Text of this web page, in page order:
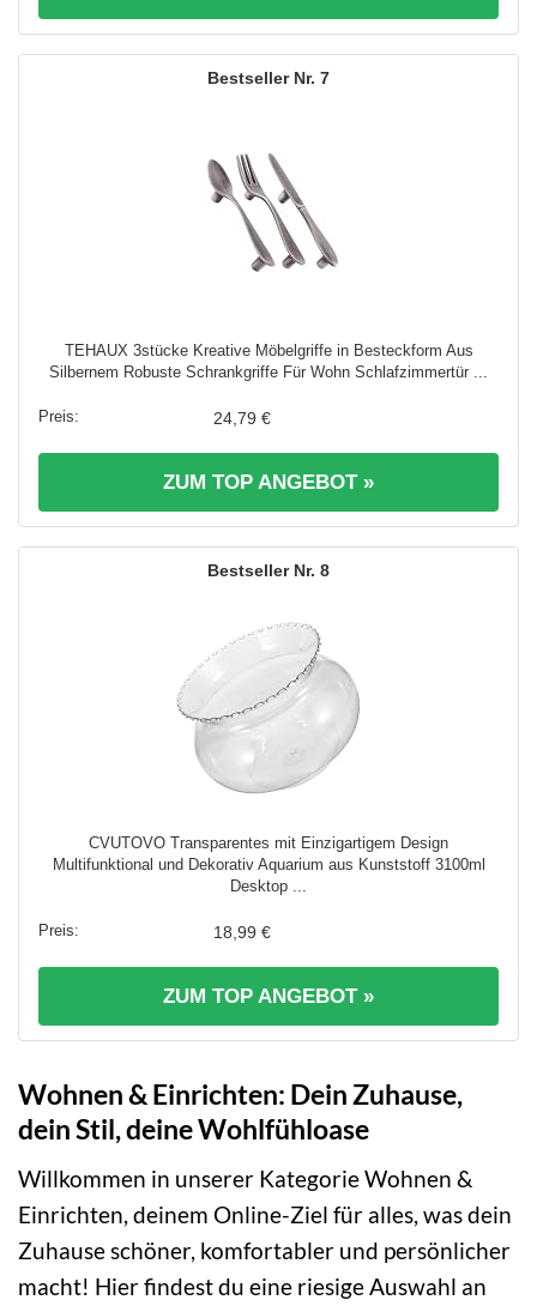
7
TEHAUX 3stücke Kreative Möbelgriffe in Besteckform Aus
Silbernem Robuste Schrankgriffe Für Wohn Schlafzimmertür ...
24,79 €
ZUM TOP ANGEBOT »
8
CVUTOVO Transparentes mit Einzigartigem Design
Multifunktional und Dekorativ Aquarium aus Kunststoff 3100ml
Desktop ...
18,99 €
ZUM TOP ANGEBOT »
Wohnen & Einrichten: Dein Zuhause,
dein Stil, deine Wohlfühloase
Willkommen in unserer Kategorie Wohnen &
Einrichten, deinem Online-Ziel für alles, was dein
Zuhause schöner, komfortabler und persönlicher
macht! Hier findest du eine riesige Auswahl an